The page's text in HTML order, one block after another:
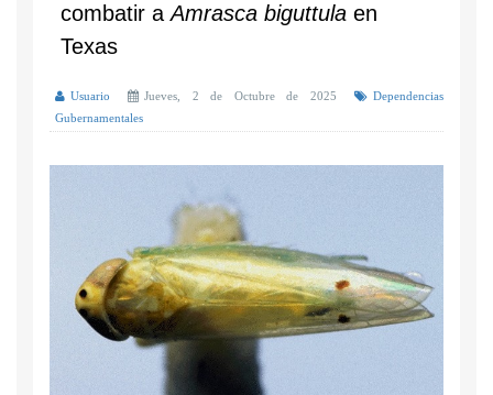
combatir aAmrasca biguttula en
Texas
Usuario Jueves, 2 de Octubre de 2025
Dependencias
Gubernamentales